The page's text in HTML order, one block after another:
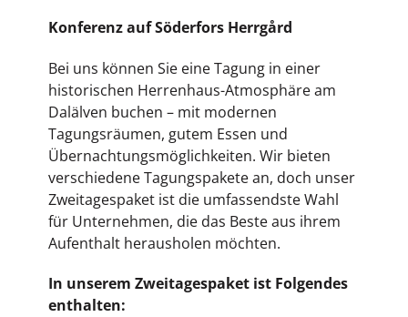
Konferenz auf Söderfors Herrgård
Bei uns können Sie eine Tagung in einer
historischen Herrenhaus-Atmosphäre am
Dalälven buchen – mit modernen
Tagungsräumen, gutem Essen und
Übernachtungsmöglichkeiten. Wir bieten
verschiedene Tagungspakete an, doch unser
Zweitagespaket ist die umfassendste Wahl
für Unternehmen, die das Beste aus ihrem
Aufenthalt herausholen möchten.
In unserem Zweitagespaket ist Folgendes
enthalten: